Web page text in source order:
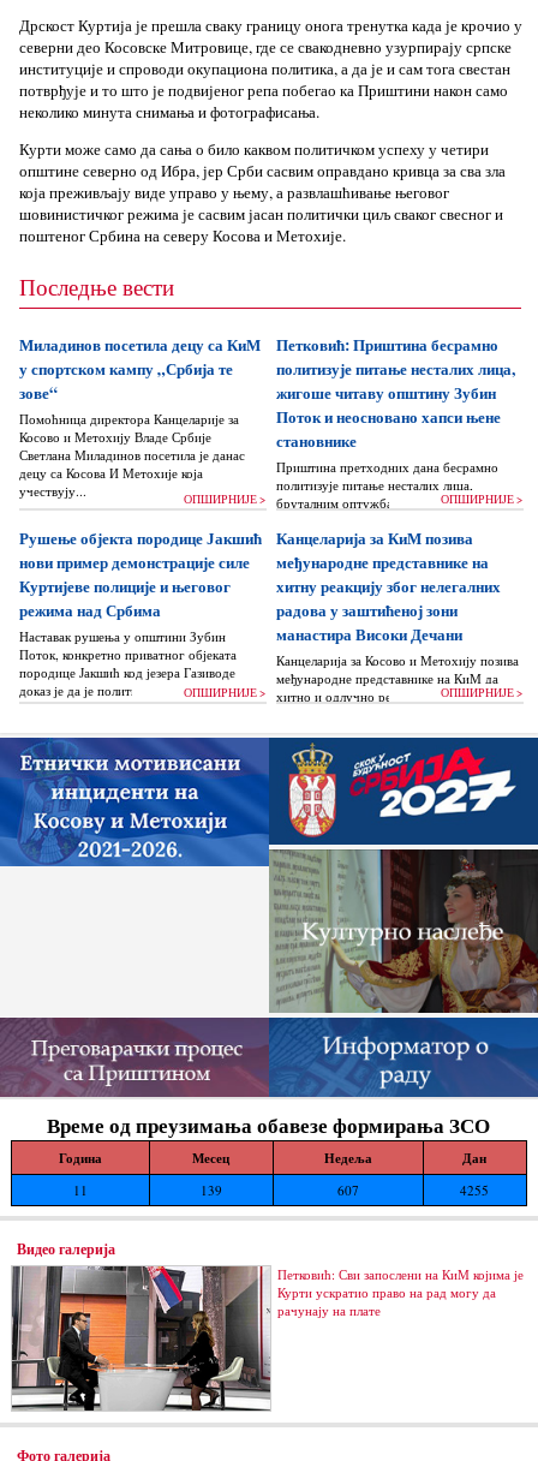
Дрскост Куртија је прешла сваку границу онога тренутка када је крочио у
северни део Косовске Митровице, где се свакодневно узурпирају српске
институције и спроводи окупациона политика, а да је и сам тога свестан
потврђује и то што је подвијеног репа побегао ка Приштини након само
неколико минута снимања и фотографисања.
Курти може само да сања о било каквом политичком успеху у четири
општине северно од Ибра, јер Срби сасвим оправдано кривца за сва зла
која преживљају виде управо у њему, а развлашћивање његовог
шовинистичког режима је сасвим јасан политички циљ сваког свесног и
поштеног Србина на северу Косова и Метохије.
Последње вести
Миладинов посетила децу са КиМ
у спортском кампу „Србија те
зове“
Помоћница директора Канцеларије за
Косово и Метохију Владе Србије
Светлана Миладинов посетила је данас
децу са Косова И Метохије која
учествују...
ОПШИРНИЈЕ >
Петковић: Приштина бесрамно
политизује питање несталих лица,
жигоше читаву општину Зубин
Поток и неосновано хапси њене
становнике
Приштина претходних дана бесрамно
политизује питање несталих лица,
бруталним оптужбама на рачун Београда
жигоше...
ОПШИРНИЈЕ >
Рушење објекта породице Јакшић
нови пример демонстрације силе
Куртијеве полиције и његовог
режима над Србима
Наставак рушења у општини Зубин
Поток, конкретно приватног објеката
породице Јакшић код језера Газиводе
доказ је да је политика Аљбина Куртија...
ОПШИРНИЈЕ >
Канцеларија за КиМ позива
међународне представнике на
хитну реакцију због нелегалних
радова у заштићеној зони
манастира Високи Дечани
Канцеларија за Косово и Метохију позива
међународне представнике на КиМ да
хитно и одлучно реагују и да без
нелегалних грађевинских...
ОПШИРНИЈЕ >
Време од преузимања обавезе формирања ЗСО
Година Месец Недеља Дан
11 139 607 4255
Видео галерија
Петковић: Сви запослени на КиМ којима је
Курти ускратио право на рад могу да
рачунају на плате
Фото галерија